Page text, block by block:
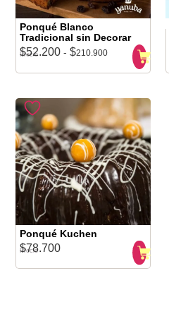
Ponqué Blanco
Tradicional sin Decorar
Precio
$52.200 -$210.900
Ponqué Kuchen
Precio
$78.700